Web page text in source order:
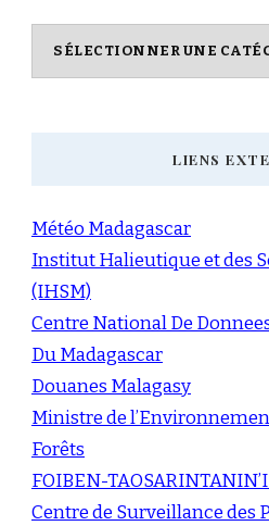
Catégories
LIENS
Météo Madagascar
Institut Halieutique et des
(IHSM)
Centre National De
Du Madagascar
Douanes Malagasy
Ministre de
Forêts
FOIBEN-
Centre de Surveillance des